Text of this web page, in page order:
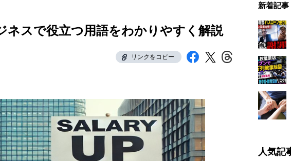
ネスで役立つ用語をわかりやすく解説
リンクをコピー
新着記事
人気記